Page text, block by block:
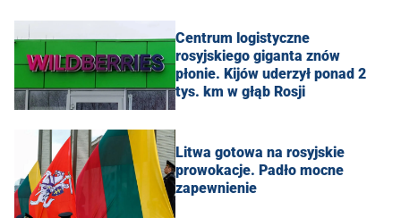
Centrum logistyczne
rosyjskiego giganta znów
płonie. Kijów uderzył ponad 2
tys. km w głąb Rosji
Litwa gotowa na rosyjskie
prowokacje. Padło mocne
zapewnienie